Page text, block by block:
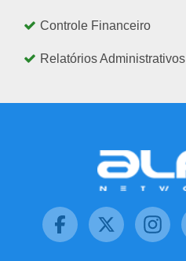
Controle Financeiro
Relatórios Administrativos